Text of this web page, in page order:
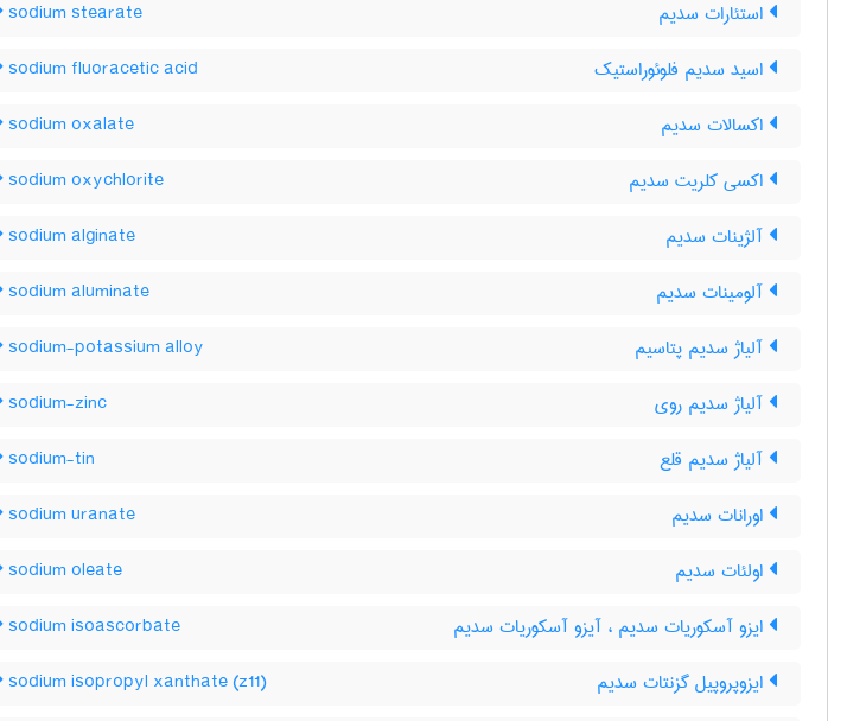
استئارات سدیم sodium stearate
اسید سدیم فلوئوراستیک sodium fluoracetic acid
اکسالات سدیم sodium oxalate
اکسی کلریت سدیم sodium oxychlorite
آلژینات سدیم sodium alginate
آلومینات سدیم sodium aluminate
آلیاژ سدیم پتاسیم sodium-potassium alloy
آلیاژ سدیم روی sodium-zinc
آلیاژ سدیم قلع sodium-tin
اورانات سدیم sodium uranate
اولئات سدیم sodium oleate
ایزو آسکوریات سدیم ، آیزو آسکوریات سدیم sodium isoascorbate
ایزوپروپیل گزنتات سدیم sodium isopropyl xanthate (z11)